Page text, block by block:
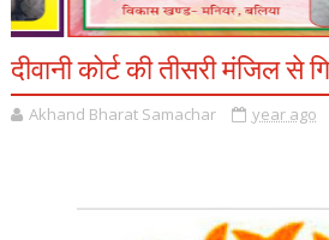
दीवानी कोर्ट की तीसरी मंजिल से
Akhand Bharat Samachar year ago